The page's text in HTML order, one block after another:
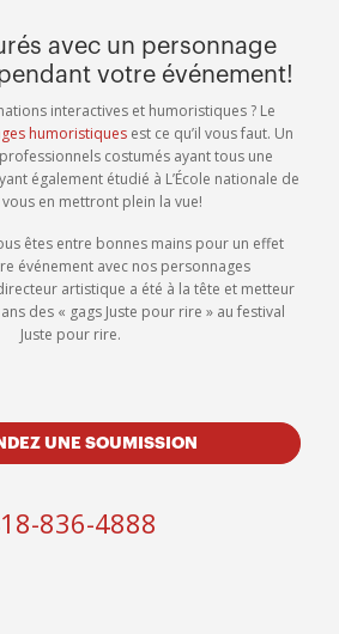
avec un personnage
votre événement!
interactives et humoristiques ? Le
humoristiques est ce qu’il vous faut. Un
costumés ayant tous une
également étudié à L’École nationale de
vous en mettront plein la vue!
êtes entre bonnes mains pour un effet
événement avec nos personnages
artistique a été à la tête et metteur
des « gags Juste pour rire » au festival
Juste pour rire.
UNE SOUMISSION
836-4888